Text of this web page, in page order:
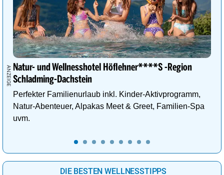
Natur- und Wellnesshotel Höflehner****S -Region
Schladming-Dachstein
Perfekter Familienurlaub inkl. Kinder-Aktivprogramm,
Natur-Abenteuer, Alpakas Meet & Greet, Familien-Spa
uvm.
DIE BESTEN WELLNESSTIPPS